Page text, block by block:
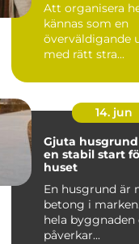
Att organisera
kännas som en
överväldigande
med rätt stra...
14. jun
Gjuta husgrund
en stabil start
huset
En husgrund är
betong i
hela byggnaden
påverkar...